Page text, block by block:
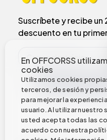
En OFFCORSS
cookies
Utilizamos cookies
terceros, de sesión y
para mejorar la
usuario. Al utilizar nuestro
usted acepta todas las
acuerdo con nuestra
Suscríbete y recibe un
descuento en tu